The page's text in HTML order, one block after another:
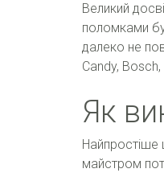
Великий
поломками
далеко не
Candy,
Як
Найпростіше
майстром